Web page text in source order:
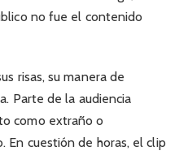
no fue el contenido
risas, su manera de
Parte de la audiencia
como extraño o
En cuestión de horas, el clip